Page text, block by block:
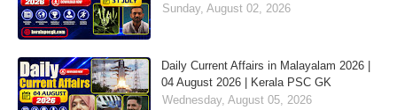
Sunday, August 02, 2026
Daily Current Affairs in Malayalam 2026 |
04 August 2026 | Kerala PSC GK
Wednesday, August 05, 2026